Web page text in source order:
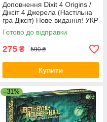
Доповнення Dixit 4 Origins /
Діксіт 4 Джерела (Настільна
гра Діксіт) Нове видання! УКР
Готово до відправки
275 ₴ 590 ₴
Купити
–31%